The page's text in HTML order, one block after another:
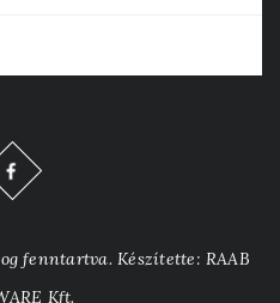
fenntartva. Készítette: RAAB
Kft.